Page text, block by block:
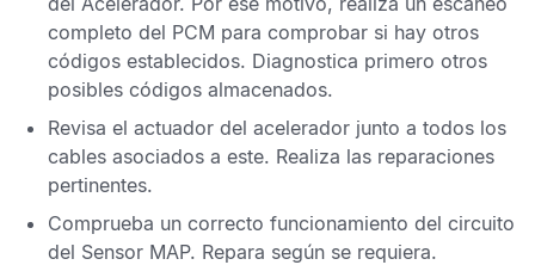
completo del PCM para comprobar si hay otros
códigos establecidos. Diagnostica primero otros
posibles códigos almacenados.
Revisa el actuador del acelerador junto a todos los
cables asociados a este. Realiza las reparaciones
pertinentes.
Comprueba un correcto funcionamiento del circuito
del Sensor MAP. Repara según se requiera.